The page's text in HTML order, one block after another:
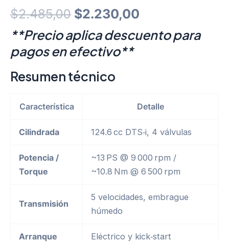
$2.485,00 Original
price
was:
$2.485,00.
$2.230,00
price
**Precio aplica descuento para
pagos en efectivo**
Resumen técnico
Característica Detalle
Cilindrada 124.6 cc DTS‑i, 4 válvulas
Potencia /
Torque
~13 PS @ 9 000 rpm /
~10.8 Nm @ 6 500 rpm
Transmisión
5 velocidades, embrague
húmedo
Arranque Eléctrico y kick‑start